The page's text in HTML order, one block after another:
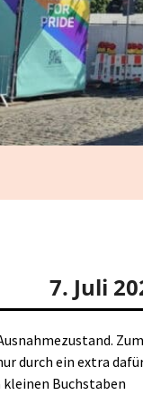
7. Juli
Zum
durch ein extra
Buchstaben